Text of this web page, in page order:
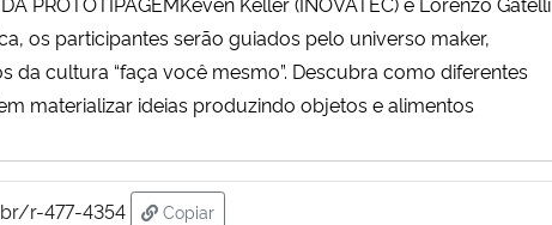
os participantes serão guiados pelo universo maker,
da cultura “faça você mesmo”. Descubra como diferentes
materializar ideias produzindo objetos e alimentos
r-477-4354
Copiar